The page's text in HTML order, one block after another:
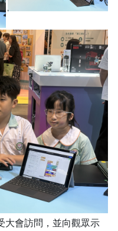
大會訪問，並向觀眾示